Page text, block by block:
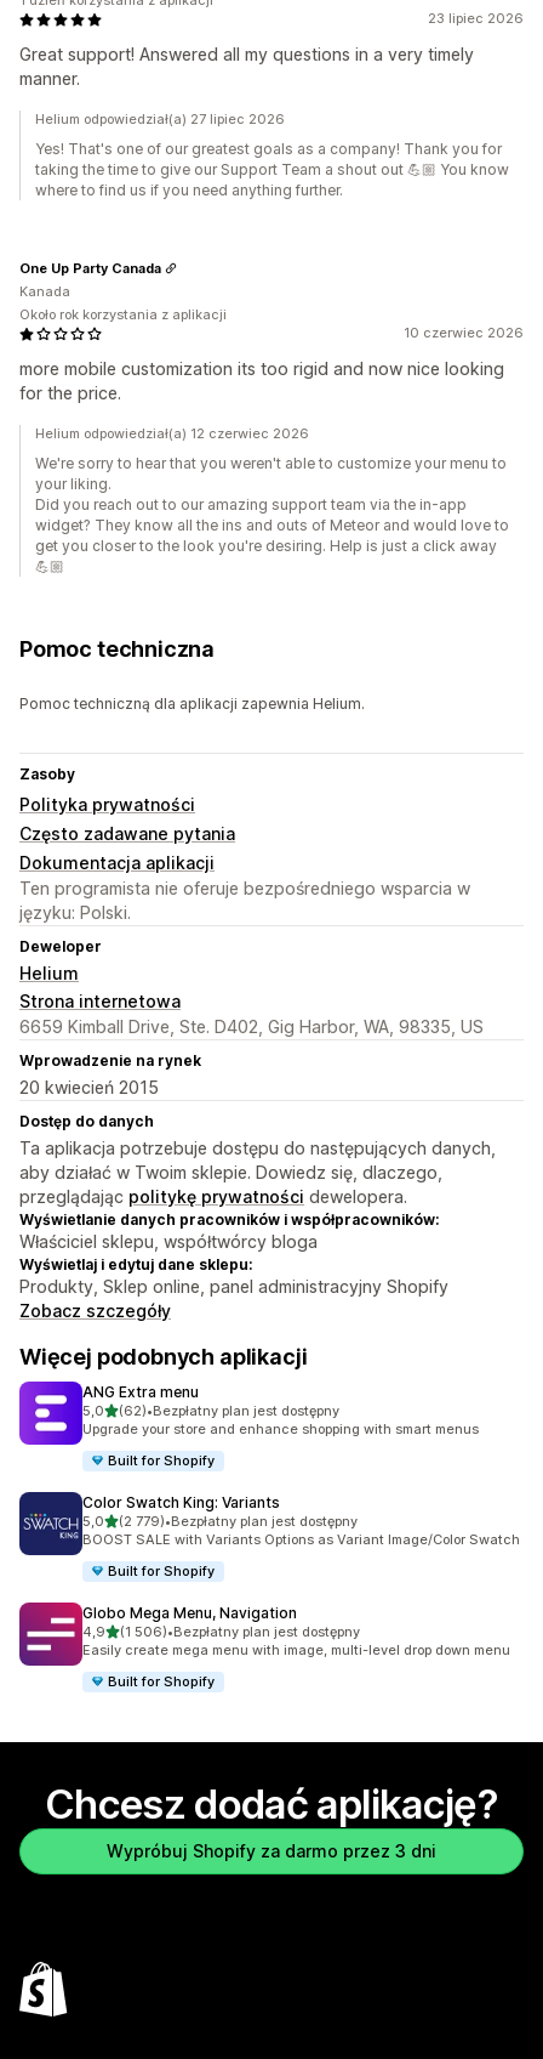
23 lipiec 2026
Great support! Answered all my questions in a very timely
manner.
Helium odpowiedział(a) 27 lipiec 2026
Yes! That's one of our greatest goals as a company! Thank you for
taking the time to give our Support Team a shout out 💪🏼 You know
where to find us if you need anything further.
10 czerwiec 2026
more mobile customization its too rigid and now nice looking
for the price.
One Up Party Canada
Kanada
Około rok korzystania z aplikacji
Helium odpowiedział(a) 12 czerwiec 2026
We're sorry to hear that you weren't able to customize your menu to
your liking.
Did you reach out to our amazing support team via the in-app
widget? They know all the ins and outs of Meteor and would love to
get you closer to the look you're desiring. Help is just a click away
💪🏼
Pomoc techniczna
Pomoc techniczną dla aplikacji zapewnia Helium.
Zasoby
Polityka prywatności
Często zadawane pytania
Dokumentacja aplikacji
Ten programista nie oferuje bezpośredniego wsparcia w
języku: Polski.
Deweloper
Helium
Strona internetowa
6659 Kimball Drive, Ste. D402, Gig Harbor, WA, 98335, US
Wprowadzenie na rynek
20 kwiecień 2015
Dostęp do danych
Ta aplikacja potrzebuje dostępu do następujących danych,
aby działać w Twoim sklepie. Dowiedz się, dlaczego,
przeglądając politykę prywatności dewelopera.
Wyświetlanie danych pracowników i współpracowników:
Właściciel sklepu, współtwórcy bloga
Wyświetlaj i edytuj dane sklepu:
Produkty, Sklep online, panel administracyjny Shopify
Zobacz szczegóły
Więcej podobnych aplikacji
ANG Extra menu
5,0na 5 gwiazdek
(62)
Łączna liczba recenzji: 62
•Bezpłatny plan jest dostępny
Upgrade your store and enhance shopping with smart menus
Built for Shopify
Color Swatch King: Variants
5,0na 5 gwiazdek
(2 779)
Łączna liczba recenzji: 2779
•Bezpłatny plan jest dostępny
BOOST SALE with Variants Options as Variant Image/Color Swatch
Built for Shopify
Globo Mega Menu, Navigation
4,9na 5 gwiazdek
(1 506)
Łączna liczba recenzji: 1506
•Bezpłatny plan jest dostępny
Easily create mega menu with image, multi-level drop down menu
Built for Shopify
Chcesz dodać aplikację?
Wypróbuj Shopify za darmo przez 3 dni